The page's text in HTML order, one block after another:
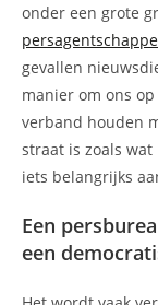
onder een grote
gevallen
manier om ons
verband houden
straat is zoals
iets belangrijks
Een
een